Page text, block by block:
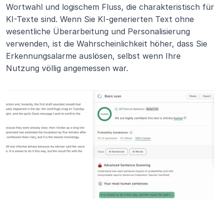
Wortwahl und logischem Fluss, die charakteristisch für
KI-Texte sind. Wenn Sie KI-generierten Text ohne
wesentliche Überarbeitung und Personalisierung
verwenden, ist die Wahrscheinlichkeit höher, dass Sie
Erkennungsalarme auslösen, selbst wenn Ihre
Nutzung völlig angemessen war.